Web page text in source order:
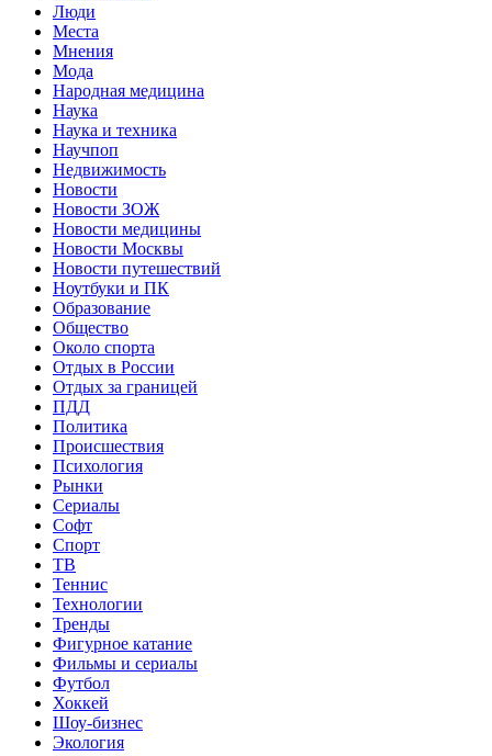
Люди
Места
Мнения
Мода
Народная медицина
Наука
Наука и техника
Научпоп
Недвижимость
Новости
Новости ЗОЖ
Новости медицины
Новости Москвы
Новости путешествий
Ноутбуки и ПК
Образование
Общество
Около спорта
Отдых в России
Отдых за границей
ПДД
Политика
Происшествия
Психология
Рынки
Сериалы
Софт
Спорт
ТВ
Теннис
Технологии
Тренды
Фигурное катание
Фильмы и сериалы
Футбол
Хоккей
Шоу-бизнес
Экология